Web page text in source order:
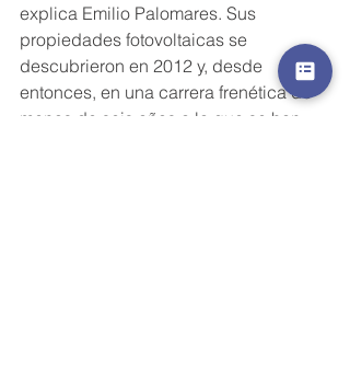
explica Emilio Palomares. Sus
propiedades fotovoltaicas se
descubrieron en 2012 y, desde
entonces, en una carrera frenética de
menos de seis años a la que se han